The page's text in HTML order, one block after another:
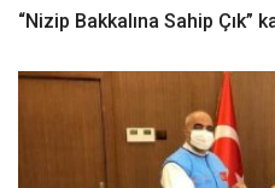
“Nizip Bakkalına Sahip Çık”